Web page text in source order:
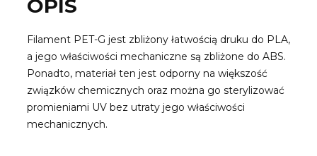
OPIS
Filament PET-G jest zbliżony łatwością druku do PLA,
a jego właściwości mechaniczne są zbliżone do ABS.
Ponadto, materiał ten jest odporny na większość
związków chemicznych oraz można go sterylizować
promieniami UV bez utraty jego właściwości
mechanicznych.